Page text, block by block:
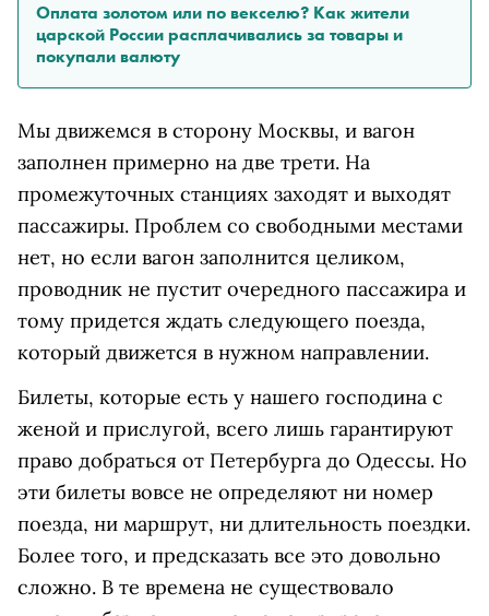
Оплата золотом или по векселю? Как жители
царской России расплачивались за товары и
покупали валюту
Мы движемся в сторону Москвы, и вагон
заполнен примерно на две трети. На
промежуточных станциях заходят и выходят
пассажиры. Проблем со свободными местами
нет, но если вагон заполнится целиком,
проводник не пустит очередного пассажира и
тому придется ждать следующего поезда,
который движется в нужном направлении.
Билеты, которые есть у нашего господина с
женой и прислугой, всего лишь гарантируют
право добраться от Петербурга до Одессы. Но
эти билеты вовсе не определяют ни номер
поезда, ни маршрут, ни длительность поездки.
Более того, и предсказать все это довольно
сложно. В те времена не существовало